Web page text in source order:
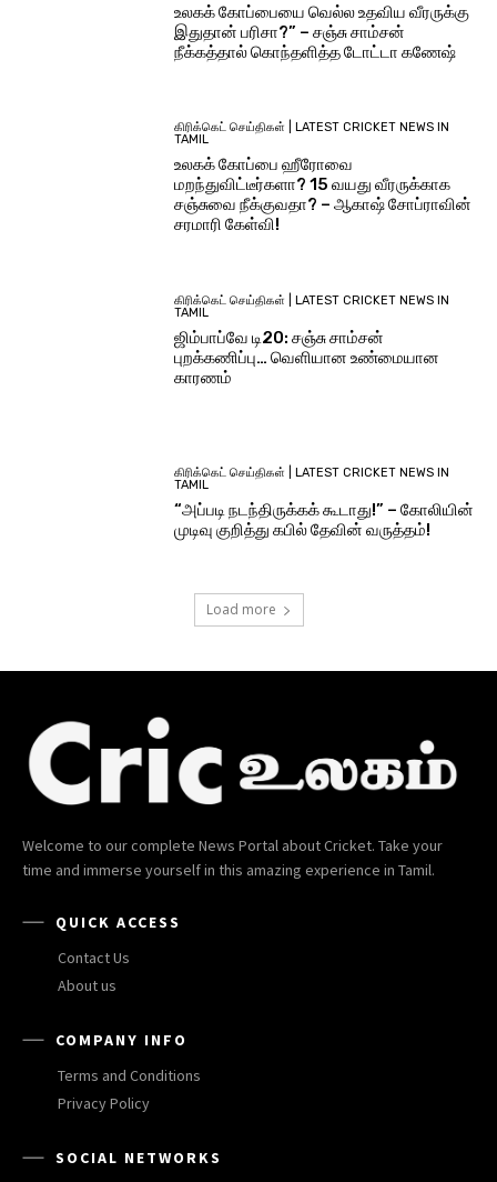
உலகக் கோப்பையை வெல்ல உதவிய வீரருக்கு
இதுதான் பரிசா?” – சஞ்சு சாம்சன்
நீக்கத்தால் கொந்தளித்த டோட்டா கணேஷ்
கிரிக்கெட் செய்திகள் | LATEST CRICKET NEWS IN
TAMIL
உலகக் கோப்பை ஹீரோவை
மறந்துவிட்டீர்களா? 15 வயது வீரருக்காக
சஞ்சுவை நீக்குவதா? – ஆகாஷ் சோப்ராவின்
சரமாரி கேள்வி!
கிரிக்கெட் செய்திகள் | LATEST CRICKET NEWS IN
TAMIL
ஜிம்பாப்வே டி20: சஞ்சு சாம்சன்
புறக்கணிப்பு… வெளியான உண்மையான
காரணம்
கிரிக்கெட் செய்திகள் | LATEST CRICKET NEWS IN
TAMIL
“அப்படி நடந்திருக்கக் கூடாது!” – கோலியின்
முடிவு குறித்து கபில் தேவின் வருத்தம்!
Load more
Welcome to our complete News Portal about Cricket. Take your
time and immerse yourself in this amazing experience in Tamil.
QUICK ACCESS
Contact Us
About us
COMPANY INFO
Terms and Conditions
Privacy Policy
SOCIAL NETWORKS